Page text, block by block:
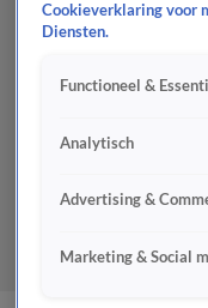
Cookieverklaring voor
Diensten.
Functioneel &
Analytisch
Advertising &
Marketing & Social